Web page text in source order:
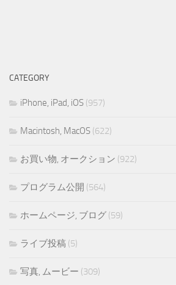
CATEGORY
iPhone, iPad, iOS (957)
Macintosh, MacOS (622)
お買い物, オークション (922)
プログラム公開 (564)
ホームページ, ブログ (59)
ライブ投稿 (5)
写真, ムービー (309)